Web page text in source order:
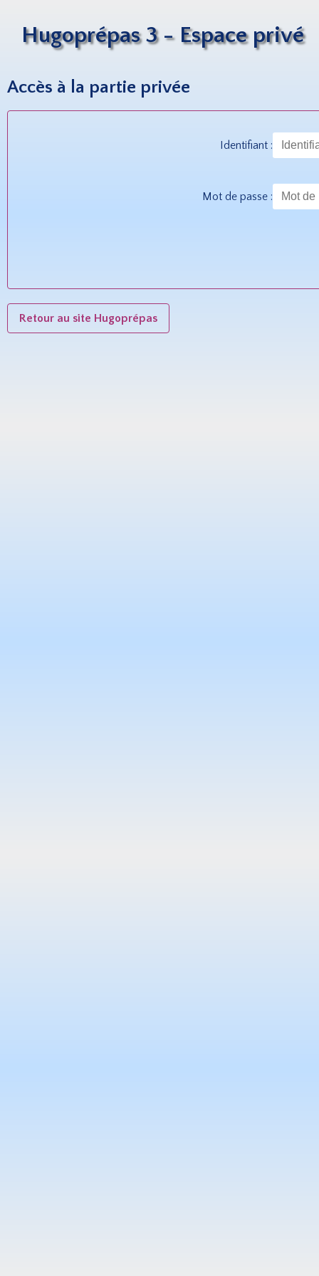
Hugoprépas 3 - Espace privé
Accès à la partie privée
Identifiant :
Mot de passe :
Retour au site Hugoprépas